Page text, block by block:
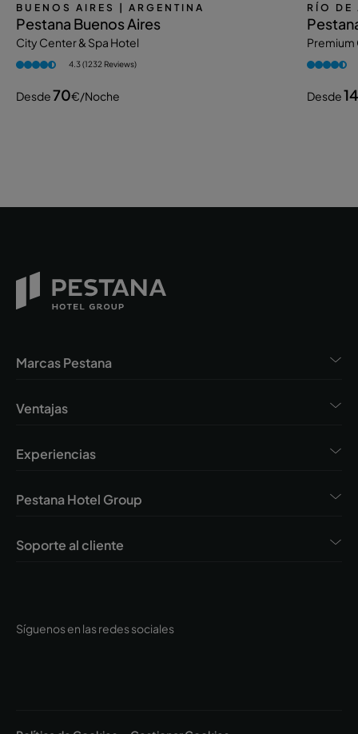
BUENOS AIRES | ARGENTINA
Pestana Buenos Aires
City Center & Spa Hotel
4.3 (1232 Reviews)
Desde70€/noche
RÍO DE
Premium
Desde
Síguenos en las redes sociales
Marcas Pestana
Ventajas
Experiencias
Pestana Hotel Group
Soporte al cliente